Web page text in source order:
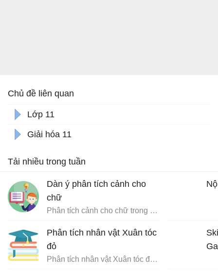
Chủ đề liên quan
Lớp 11
Giải hóa 11
Tải nhiều trong tuần
Dàn ý phân tích cảnh cho
chữ
Phân tích cảnh cho chữ trong Chữ người tử tù
Phân tích nhân vật Xuân tóc
đỏ
Phân tích nhân vật Xuân tóc đỏ trong Hạnh phúc của một tang gia